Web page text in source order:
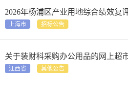
2026年杨浦区产业用地综合绩效复
上海市 招标公告
关于装财科采购办公用品的网上超
江西省 其他公告